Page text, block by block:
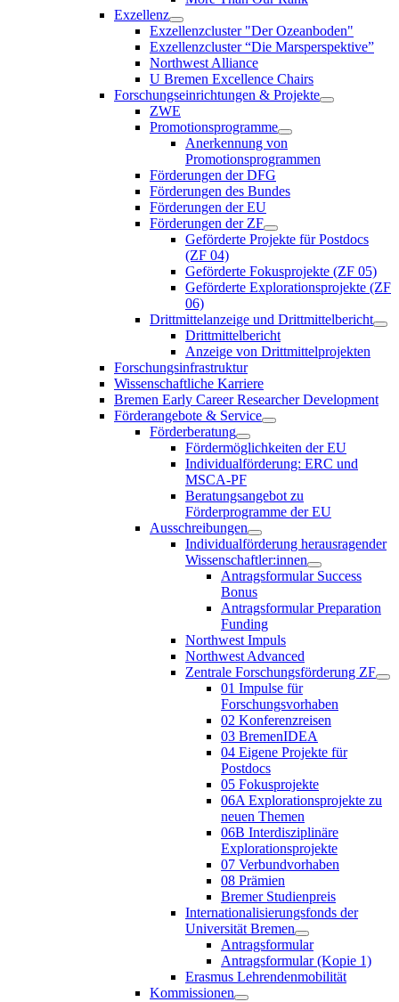
Exzellenz
Exzellenzcluster "Der Ozeanboden"
Exzellenzcluster “Die Marsperspektive”
Northwest Alliance
U Bremen Excellence Chairs
Forschungseinrichtungen & Projekte
ZWE
Promotionsprogramme
Anerkennung von
Promotionsprogrammen
Förderungen der DFG
Förderungen des Bundes
Förderungen der EU
Förderungen der ZF
Geförderte Projekte für Postdocs
(ZF 04)
Geförderte Fokusprojekte (ZF 05)
Geförderte Explorationsprojekte (ZF
06)
Drittmittelanzeige und Drittmittelbericht
Drittmittelbericht
Anzeige von Drittmittelprojekten
Forschungsinfrastruktur
Wissenschaftliche Karriere
Bremen Early Career Researcher Development
Förderangebote & Service
Förderberatung
Fördermöglichkeiten der EU
Individualförderung: ERC und
MSCA-PF
Beratungsangebot zu
Förderprogramme der EU
Ausschreibungen
Individualförderung herausragender
Wissenschaftler:innen
Antragsformular Success
Bonus
Antragsformular Preparation
Funding
Northwest Impuls
Northwest Advanced
Zentrale Forschungsförderung ZF
01 Impulse für
Forschungsvorhaben
02 Konferenzreisen
03 BremenIDEA
04 Eigene Projekte für
Postdocs
05 Fokusprojekte
06A Explorationsprojekte zu
neuen Themen
06B Interdisziplinäre
Explorationsprojekte
07 Verbundvorhaben
08 Prämien
Bremer Studienpreis
Internationalisierungsfonds der
Universität Bremen
Antragsformular
Antragsformular (Kopie 1)
Erasmus Lehrendenmobilität
Kommissionen